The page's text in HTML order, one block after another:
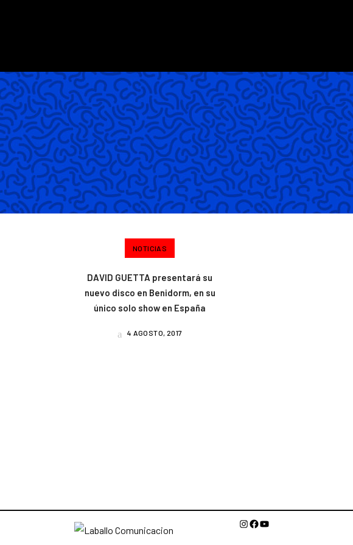
NOTICIAS
DAVID GUETTA presentará su
nuevo disco en Benidorm, en su
único solo show en España
4 AGOSTO, 2017
Instagram
Facebook
YouTube